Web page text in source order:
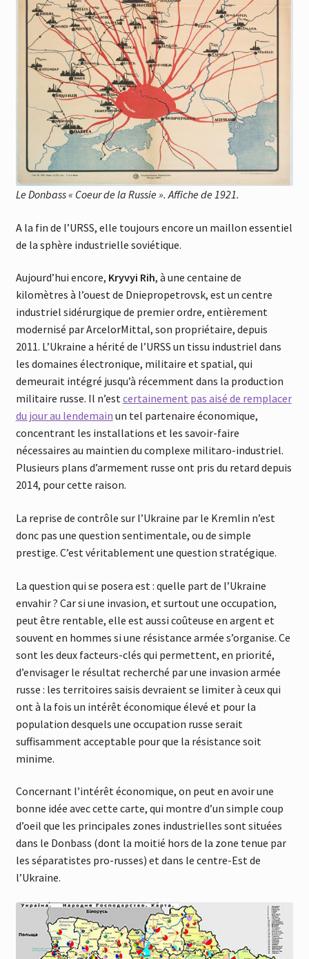
Le Donbass « Coeur de la Russie ». Affiche de 1921.
A la fin de l’URSS, elle toujours encore un maillon essentiel
de la sphère industrielle soviétique.
Aujourd’hui encore, Kryvyi Rih, à une centaine de
kilomètres à l’ouest de Dniepropetrovsk, est un centre
industriel sidérurgique de premier ordre, entièrement
modernisé par ArcelorMittal, son propriétaire, depuis
2011. L’Ukraine a hérité de l’URSS un tissu industriel dans
les domaines électronique, militaire et spatial, qui
demeurait intégré jusqu’à récemment dans la production
militaire russe. Il n’estcertainement pas aisé de remplacer
du jour au lendemain un tel partenaire économique,
concentrant les installations et les savoir-faire
nécessaires au maintien du complexe militaro-industriel.
Plusieurs plans d’armement russe ont pris du retard depuis
2014, pour cette raison.
La reprise de contrôle sur l’Ukraine par le Kremlin n’est
donc pas une question sentimentale, ou de simple
prestige. C’est véritablement une question stratégique.
La question qui se posera est : quelle part de l’Ukraine
envahir ? Car si une invasion, et surtout une occupation,
peut être rentable, elle est aussi coûteuse en argent et
souvent en hommes si une résistance armée s’organise. Ce
sont les deux facteurs-clés qui permettent, en priorité,
d’envisager le résultat recherché par une invasion armée
russe : les territoires saisis devraient se limiter à ceux qui
ont à la fois un intérêt économique élevé et pour la
population desquels une occupation russe serait
suffisamment acceptable pour que la résistance soit
minime.
Concernant l’intérêt économique, on peut en avoir une
bonne idée avec cette carte, qui montre d’un simple coup
d’oeil que les principales zones industrielles sont situées
dans le Donbass (dont la moitié hors de la zone tenue par
les séparatistes pro-russes) et dans le centre-Est de
l’Ukraine.